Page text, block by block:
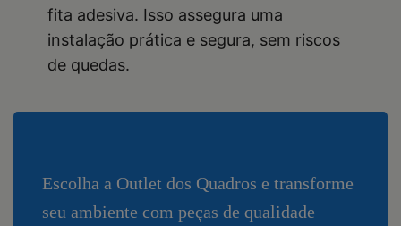
fita adesiva. Isso assegura uma
instalação prática e segura, sem riscos
de quedas.
Escolha a Outlet dos Quadros e transforme
seu ambiente com peças de qualidade